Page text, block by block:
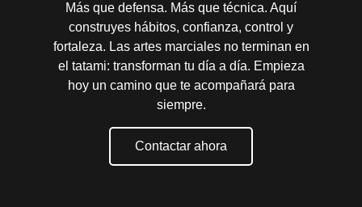
Más que defensa. Más que técnica. Aquí
construyes hábitos, confianza, control y
fortaleza. Las artes marciales no terminan en
el tatami: transforman tu día a día. Empieza
hoy un camino que te acompañará para
siempre.
Contactar ahora